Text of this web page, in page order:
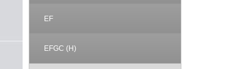
EF
EFGC (H)